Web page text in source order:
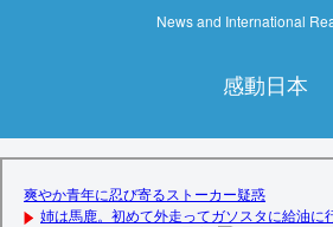
News and International
感動日本